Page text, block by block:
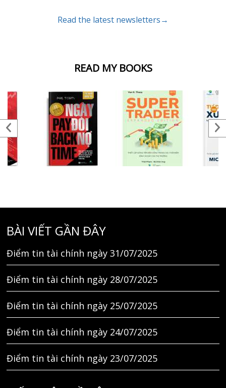
READ MY BOOKS
Read the latest newsletters→
BÀI VIẾT GẦN ĐÂY
Điểm tin tài chính ngày 31/07/2025
Điểm tin tài chính ngày 28/07/2025
Điểm tin tài chính ngày 25/07/2025
Điểm tin tài chính ngày 24/07/2025
Điểm tin tài chính ngày 23/07/2025